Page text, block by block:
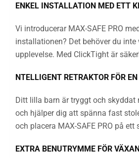
ENKEL INSTALLATION MED ETT
Vi introducerar MAX-SAFE PRO
installationen? Det behöver du
upplevelse. Med ClickTight är
NTELLIGENT RETRAKTOR FÖR
Ditt lilla barn är tryggt och skyddat
och hjälper dig att spänna fast
och placera MAX-SAFE PRO på
EXTRA BENUTRYMME FÖR